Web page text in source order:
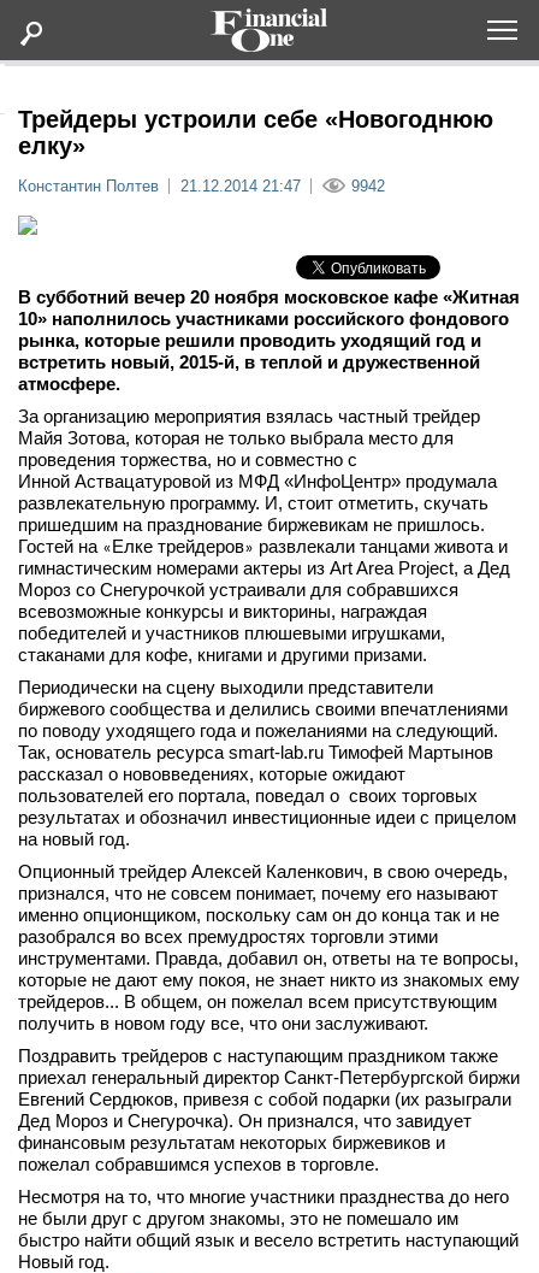
Статьи
Lifestyle
Мероприятия
Новости
Интервью
вконтакте
телеграм
Стать автором
Вход
Трейдеры устроили себе «Новогоднюю
елку»
Константин Полтев 21.12.2014 21:47 9942
В субботний вечер 20 ноября московское кафе «Житная
10» наполнилось участниками российского фондового
рынка, которые решили проводить уходящий год и
встретить новый, 2015-й, в теплой и дружественной
атмосфере.
За организацию мероприятия взялась частный трейдер
Майя Зотова, которая не только выбрала место для
проведения торжества, но и совместно с
Инной Аствацатуровой из МФД «ИнфоЦентр» продумала
развлекательную программу. И, стоит отметить, скучать
пришедшим на празднование биржевикам не пришлось.
Гостей на «Елке трейдеров» развлекали танцами живота и
гимнастическим номерами актеры из Art Area Project, а Дед
Мороз со Снегурочкой устраивали для собравшихся
всевозможные конкурсы и викторины, награждая
победителей и участников плюшевыми игрушками,
стаканами для кофе, книгами и другими призами.
Периодически на сцену выходили представители
биржевого сообщества и делились своими впечатлениями
по поводу уходящего года и пожеланиями на следующий.
Так, основатель ресурса smart-lab.ru Тимофей Мартынов
рассказал о нововведениях, которые ожидают
пользователей его портала, поведал о своих торговых
результатах и обозначил инвестиционные идеи с прицелом
на новый год.
Опционный трейдер Алексей Каленкович, в свою очередь,
признался, что не совсем понимает, почему его называют
именно опционщиком, поскольку сам он до конца так и не
разобрался во всех премудростях торговли этими
инструментами. Правда, добавил он, ответы на те вопросы,
которые не дают ему покоя, не знает никто из знакомых ему
трейдеров... В общем, он пожелал всем присутствующим
получить в новом году все, что они заслуживают.
Поздравить трейдеров с наступающим праздником также
приехал генеральный директор Санкт-Петербургской биржи
Евгений Сердюков, привезя с собой подарки (их разыграли
Дед Мороз и Снегурочка). Он признался, что завидует
финансовым результатам некоторых биржевиков и
пожелал собравшимся успехов в торговле.
Несмотря на то, что многие участники празднества до него
не были друг с другом знакомы, это не помешало им
быстро найти общий язык и весело встретить наступающий
Новый год.